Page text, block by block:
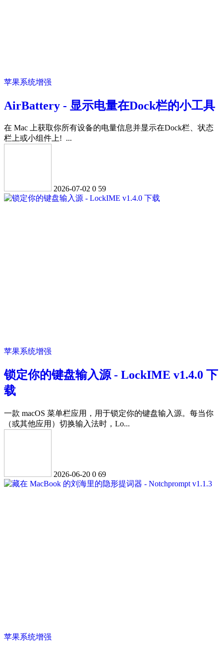
苹果系统增强
AirBattery - 显示电量在Dock栏的小工具
在 Mac 上获取你所有设备的电量信息并显示在Dock栏、状态
栏上或小组件上! ...
2026-07-02 0 59
苹果系统增强
锁定你的键盘输入源 - LockIME v1.4.0 下
载
一款 macOS 菜单栏应用，用于锁定你的键盘输入源。每当你
（或其他应用）切换输入法时，Lo...
2026-06-20 0 69
苹果系统增强